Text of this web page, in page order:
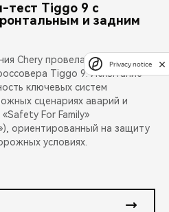
тест Tiggo 9 с
и задним
Chery провела публичный
Tiggo 9. Испытание
ключевых систем
сценариях аварий и
For Family»
ориентированный на защиту
условиях.
Privacy notice